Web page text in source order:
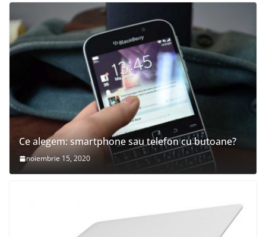
Ce alegem: smartphone sau telefon cu butoane?
noiembrie 15, 2020